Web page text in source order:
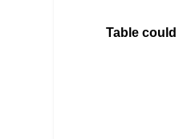
Table